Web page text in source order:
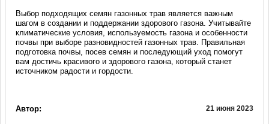
Выбор подходящих семян газонных трав является важным
шагом в создании и поддержании здорового газона. Учитывайте
климатические условия, используемость газона и особенности
почвы при выборе разновидностей газонных трав. Правильная
подготовка почвы, посев семян и последующий уход помогут
вам достичь красивого и здорового газона, который станет
источником радости и гордости.
21 июня 2023
Автор: